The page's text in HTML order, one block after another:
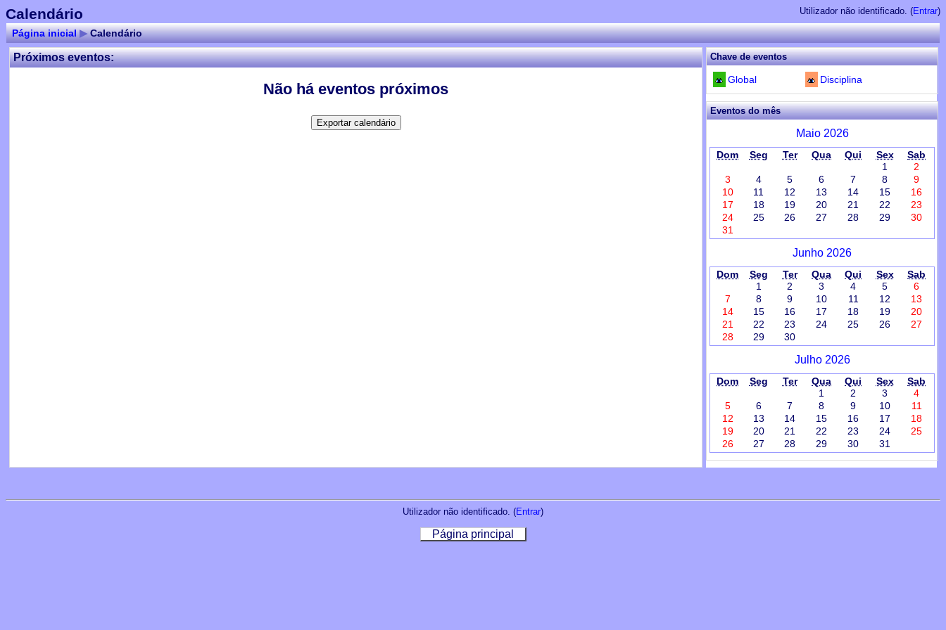
Calendário Utilizador não identificado. (Entrar)
Página inicial ▶Calendário
Próximos eventos:
Não há eventos próximos
Chave de eventos
Global Disciplina
Eventos do mês
Maio 2026
Dom Seg Ter Qua Qui Sex
Sab
1
2
3
4 5 6 7 8
9
10
11 12 13 14 15
16
17
18 19 20 21 22
23
24
25 26 27 28 29
30
31
Junho 2026
Dom Seg Ter Qua Qui Sex
Sab
1
2 3 4 5
6
7
8 9 10 11 12
13
14
15 16 17 18 19
20
21
22 23 24 25 26
27
28
29 30
Julho 2026
Dom Seg Ter Qua Qui Sex
Sab
1
2 3
4
5
6 7 8 9 10
11
12
13 14 15 16 17
18
19
20 21 22 23 24
25
26
27 28 29 30 31
Utilizador não identificado. (Entrar)
Página principal